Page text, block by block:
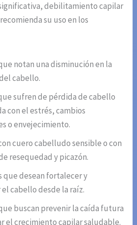
debilitamiento capilar
su uso en los
notan una disminución en la
cabello.
sufren de pérdida de cabello
con el estrés, cambios
o envejecimiento.
cuero cabelludo sensible o con
resequedad y picazón.
que desean fortalecer y
cabello desde la raíz.
buscan prevenir la caída futura
el crecimiento capilar saludable.